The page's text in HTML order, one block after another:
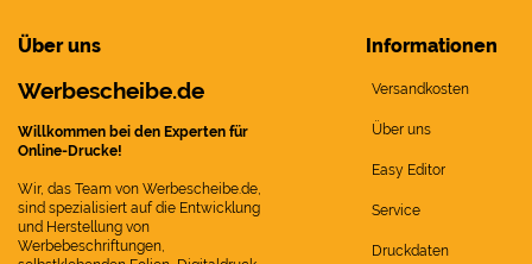
Über uns
Werbescheibe.de
Willkommen bei den Experten für
Online-Drucke!
Wir, das Team von Werbescheibe.de,
sind spezialisiert auf die Entwicklung
und Herstellung von
Werbebeschriftungen,
Informationen
Versandkosten
Über uns
Easy Editor
Service
Druckdaten